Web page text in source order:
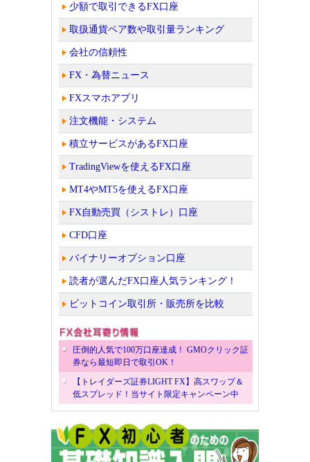
少額で取引できるFX口座
取扱通貨ペア数や取引量ランキング
会社の信頼性
FX・為替ニュース
FXスマホアプリ
注文機能・システム
積立サービスがあるFX口座
TradingViewを使えるFX口座
MT4やMT5を使えるFX口座
FX自動売買（シストレ）口座
CFD口座
バイナリーオプション口座
読者が選んだFX口座人気ランキング！
ビットコイン取引所・販売所を比較
圧倒的人気で100万口座達成！ GMOクリック証
券なら最短即日で取引OK！
【トレイダーズ証券LIGHT FX】高スワップ＆
低スプレッド！当サイト限定キャンペーン中